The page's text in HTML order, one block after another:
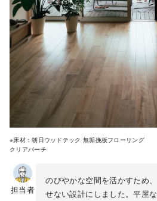
※床材：朝日ウッドテック 無垢挽板フローリング
クリアバーチ
のびやかな空間を活かすため
せない設計にしました。平屋
担当者